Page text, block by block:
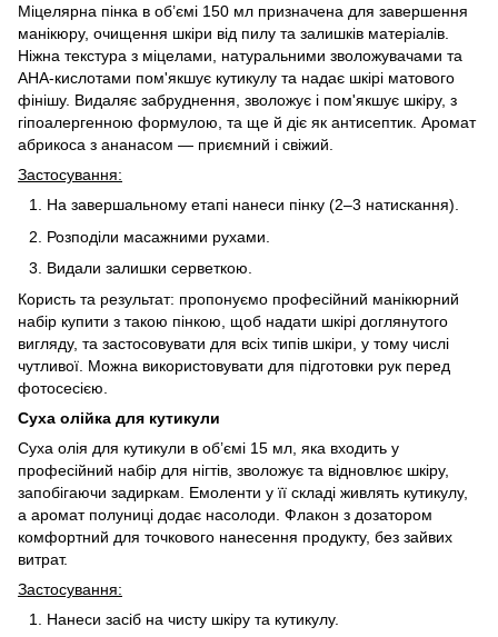
Міцелярна пінка в об’ємі 150 мл призначена для завершення
манікюру, очищення шкіри від пилу та залишків матеріалів.
Ніжна текстура з міцелами, натуральними зволожувачами та
AHA-кислотами пом'якшує кутикулу та надає шкірі матового
фінішу. Видаляє забруднення, зволожує і пом'якшує шкіру, з
гіпоалергенною формулою, та ще й діє як антисептик. Аромат
абрикоса з ананасом — приємний і свіжий.
Застосування:
На завершальному етапі нанеси пінку (2–3 натискання).
Розподіли масажними рухами.
Видали залишки серветкою.
Користь та результат: пропонуємо професійний манікюрний
набір купити з такою пінкою, щоб надати шкірі доглянутого
вигляду, та застосовувати для всіх типів шкіри, у тому числі
чутливої. Можна використовувати для підготовки рук перед
фотосесією.
Суха олійка для кутикули
Суха олія для кутикули в об’ємі 15 мл, яка входить у
професійний набір для нігтів, зволожує та відновлює шкіру,
запобігаючи задиркам. Емоленти у її складі живлять кутикулу,
а аромат полуниці додає насолоди. Флакон з дозатором
комфортний для точкового нанесення продукту, без зайвих
витрат.
Застосування:
Нанеси засіб на чисту шкіру та кутикулу.